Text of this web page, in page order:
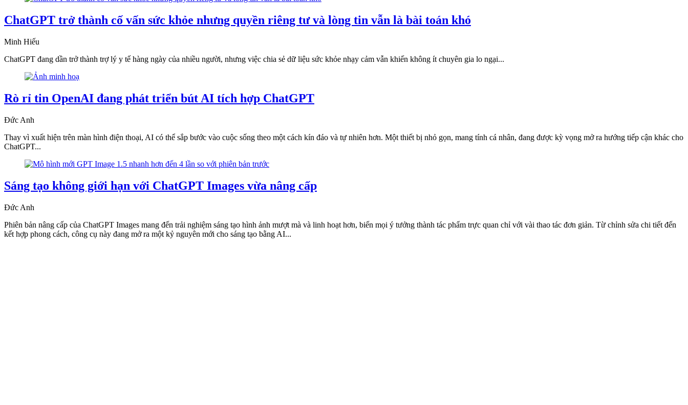
ChatGPT trở thành cố vấn sức khỏe nhưng quyền riêng tư và lòng tin vẫn là bài toán khó
Minh Hiếu
ChatGPT đang dần trở thành trợ lý y tế hàng ngày của nhiều người, nhưng việc chia sẻ dữ liệu sức khỏe nhạy cảm vẫn khiến không ít chuyên gia lo ngại...
Rò rỉ tin OpenAI đang phát triển bút AI tích hợp ChatGPT
Đức Anh
Thay vì xuất hiện trên màn hình điện thoại, AI có thể sắp bước vào cuộc sống theo một cách kín đáo và tự nhiên hơn. Một thiết bị nhỏ gọn, mang tính cá nhân, đang được kỳ vọng mở ra hướng tiếp cận khác cho
ChatGPT...
Sáng tạo không giới hạn với ChatGPT Images vừa nâng cấp
Đức Anh
Phiên bản nâng cấp của ChatGPT Images mang đến trải nghiệm sáng tạo hình ảnh mượt mà và linh hoạt hơn, biến mọi ý tưởng thành tác phẩm trực quan chỉ với vài thao tác đơn giản. Từ chỉnh sửa chi tiết đến
kết hợp phong cách, công cụ này đang mở ra một kỷ nguyên mới cho sáng tạo bằng AI...